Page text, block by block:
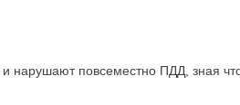
нарушают повсеместно ПДД, зная